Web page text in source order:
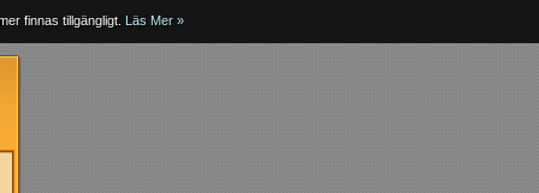
finnas tillgängligt. Läs Mer »